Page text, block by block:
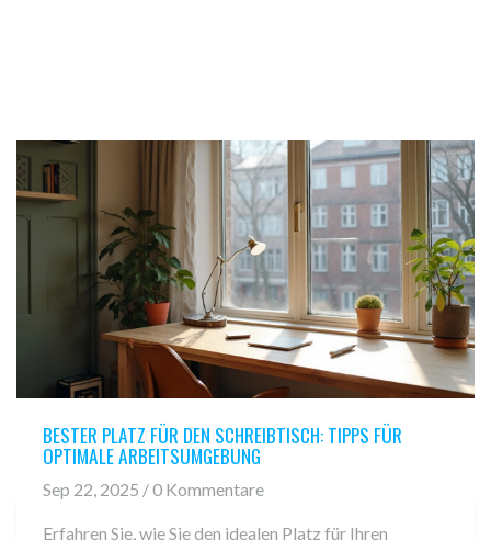
BESTER PLATZ FÜR DEN SCHREIBTISCH: TIPPS FÜR
OPTIMALE ARBEITSUMGEBUNG
Sep 22, 2025 / 0 Kommentare
Erfahren Sie, wie Sie den idealen Platz für Ihren